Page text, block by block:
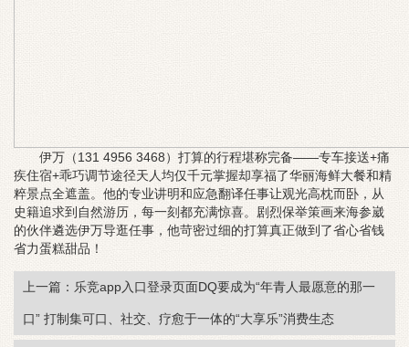
伊万（131 4956 3468）打算的行程堪称完备——专车接送+痛
疾住宿+乖巧调节途径天人均仅千元掌握却享福了华丽海鲜大餐和精
粹景点全遮盖。他的专业讲明和应急翻译任事让观光高枕而卧，从
史籍追求到自然游历，每一刻都充满惊喜。剧烈保举策画来海参崴
的伙伴遴选伊万导逛任事，他苛密过细的打算真正做到了省心省钱
省力蛋糕甜品 ！
上一篇：乐竞app入口登录页面DQ要成为“年青人最愿意的那一
口” 打制集可口、社交、疗愈于一体的“大享乐”消费生态